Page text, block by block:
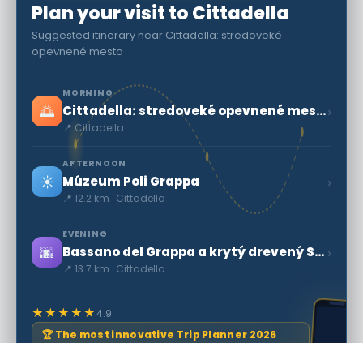
Plan your visit to Cittadella
Suggested itinerary near Cittadella: stredoveké
opevnené mesto
🌅
MORNING
Cittadella: stredoveké opevnené mesto
📍 Cittadella
›
☀️
AFTERNOON
Múzeum Poli Grappa
📍 12.2 km · Cittadella
›
🌆
EVENING
Bassano del Grappa a krytý drevený Starý most
📍 13.7 km · Cittadella
›
★★★★★4.9
🏆 The most innovative Trip Planner 2026